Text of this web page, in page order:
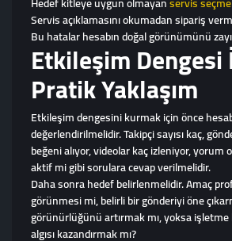
Servis açıklamasını okumadan sipariş
Bu hatalar hesabın doğal görünümünü
Etkileşim Dengesi
Pratik Yaklaşım
Etkileşim dengesini kurmak için önce
değerlendirilmelidir. Takipçi sayısı kaç,
beğeni alıyor, videolar kaç izleniyor, yorum
aktif mi gibi sorulara cevap verilmelidir.
Daha sonra hedef belirlenmelidir. Amaç
görünmesi mi, belirli bir gönderiyi öne
görünürlüğünü artırmak mı, yoksa işletme
algısı kazandırmak mı?